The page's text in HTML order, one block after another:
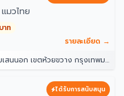
มวไทย
าท
รายละเอียด →
เขตห้วยขวาง กรุงเทพมหานคร 10320
ได้รับการสนับสนุน